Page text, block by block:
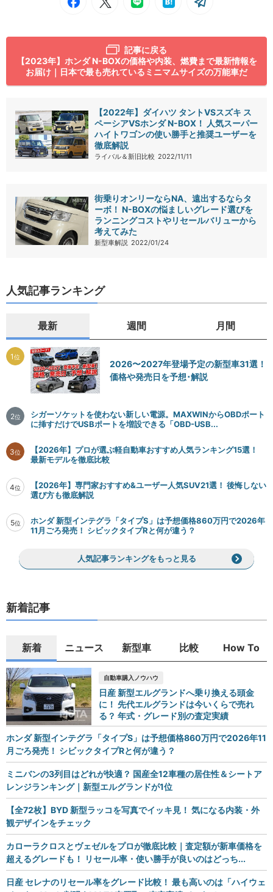
記事に戻る
【2023年】ホンダ N-BOXの価格や内装、燃費まで最新情報を
お届け｜日本で最も売れているミニマムサイズの万能車だ
【2022年】ダイハツ タントVSスズキ ス
ペーシアVSホンダ N-BOX！ 人気スーパー
ハイトワゴンの使い勝手と推奨ユーザーを
徹底解説
ライバル＆新旧比較 2022/11/11
街乗りオンリーならNA、遠出するならタ
ーボ！ N-BOXの悩ましいグレード選びを
ランニングコストやリセールバリューから
考えてみた
新型車解説 2022/01/24
人気記事ランキング
最新 週間 月間
1位
2026〜2027年登場予定の新型車31選！
価格や発売日を予想･解説
2位
シガーソケットを使わない新しい電源。MAXWINからOBDポート
に挿すだけでUSBポートを増設できる「OBD-USB...
3位
【2026年】プロが選ぶ軽自動車おすすめ人気ランキング15選！
最新モデルを徹底比較
4位
【2026年】専門家おすすめ&ユーザー人気SUV21選！ 後悔しない
選び方も徹底解説
5位
ホンダ 新型インテグラ「タイプS」は予想価格860万円で2026年
11月ごろ発売！ シビックタイプRと何が違う？
人気記事ランキングをもっと見る
新着記事
新着 ニュース 新型車 比較 How To
自動車購入ノウハウ
日産 新型エルグランドへ乗り換える頭金
に！ 先代エルグランドは今いくらで売れ
る？ 年式・グレード別の査定実績
ホンダ 新型インテグラ「タイプS」は予想価格860万円で2026年11
月ごろ発売！ シビックタイプRと何が違う？
ミニバンの3列目はどれが快適？ 国産全12車種の居住性＆シートア
レンジランキング｜新型エルグランドが1位
【全72枚】BYD 新型ラッコを写真でイッキ見！ 気になる内装・外
観デザインをチェック
カローラクロスとヴェゼルをプロが徹底比較｜査定額が新車価格を
超えるグレードも！ リセール率・使い勝手が良いのはどっち...
日産 セレナのリセール率をグレード比較！ 最も高いのは「ハイウェ